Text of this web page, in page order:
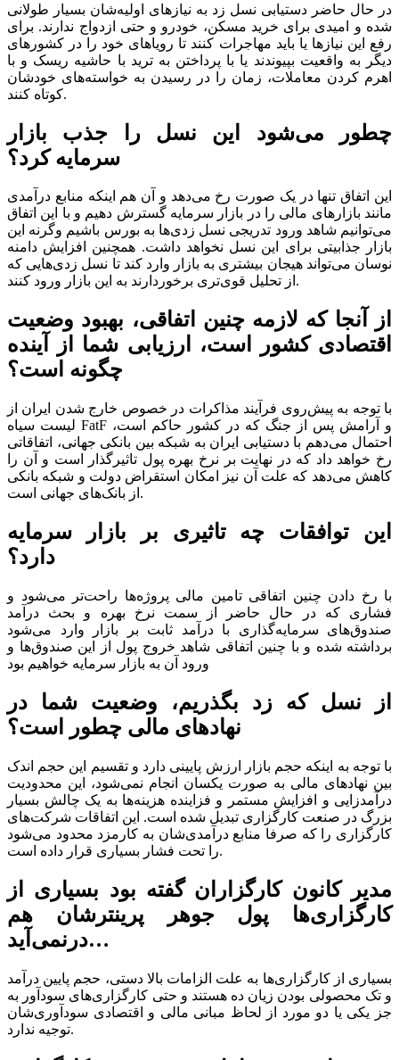
در حال حاضر دستیابی نسل زد به نیاز‌های اولیه‌شان بسیار طولانی
شده و امیدی برای خرید مسکن، خودرو و حتی ازدواج ندارند. برای
رفع این نیاز‌ها یا باید مهاجرات کنند تا رویا‌های خود را در کشور‌های
دیگر به واقعیت بپیوندند یا با پرداختن به ترید با حاشیه ریسک و با
اهرم کردن معاملات، زمان را در رسیدن به خواسته‌های خودشان
کوتاه کنند.
چطور می‌شود این نسل را جذب بازار
سرمایه کرد؟
این اتفاق تنها در یک صورت رخ می‌دهد و آن هم اینکه منابع درآمدی
مانند بازار‌های مالی را در بازار سرمایه گسترش دهیم و با این اتفاق
می‌توانیم شاهد ورود تدریجی نسل زدی‌ها به بورس باشیم وگرنه این
بازار جذابیتی برای این نسل نخواهد داشت. همچنین افزایش دامنه
نوسان می‌تواند هیجان بیشتری به بازار وارد کند تا نسل زدی‌هایی که
از تحلیل قوی‌تری برخوردارند به این بازار ورود کنند.
از آنجا که لازمه چنین اتفاقی، بهبود وضعیت
اقتصادی کشور است، ارزیابی شما از آینده
چگونه است؟
با توجه به پیش‌روی فرآیند مذاکرات در خصوص خارج شدن ایران از
لیست سیاه FatF و آرامش پس از جنگ که در کشور حاکم است،
احتمال می‌دهم با دستیابی ایران به شبکه بین بانکی جهانی، اتفاقاتی
رخ خواهد داد که در نهایت بر نرخ بهره پول تاثیرگذار است و آن را
کاهش می‌دهد که علت آن نیز امکان استقراض دولت و شبکه بانکی
از بانک‌های جهانی است.
این توافقات چه تاثیری بر بازار سرمایه
دارد؟
با رخ دادن چنین اتفاقی تامین مالی پروژه‌ها راحت‌تر می‌شود و
فشاری که در حال حاضر از سمت نرخ بهره و بحث درآمد
صندوق‌های سرمایه‌گذاری با درآمد ثابت بر بازار وارد می‌شود
برداشته شده و با چنین اتفاقی شاهد خروج پول از این صندوق‌ها و
ورود آن به بازار سرمایه خواهیم بود
از نسل که زد بگذریم، وضعیت شما در
نهاد‌های مالی چطور است؟
با توجه به اینکه حجم بازار ارزش پایینی دارد و تقسیم این حجم اندک
بین نهاد‌های مالی به صورت یکسان انجام نمی‌شود، این محدودیت
درآمدزایی و افزایش مستمر و فزاینده هزینه‌ها به یک چالش بسیار
بزرگ در صنعت کارگزاری تبدیل شده است. این اتفاقات شرکت‌های
کارگزاری را که صرفا منابع درآمدی‌شان به کارمزد محدود می‌شود
را تحت فشار بسیاری قرار داده است.
مدیر کانون کارگزاران گفته بود بسیاری از
کارگزاری‌ها پول جوهر پرینترشان هم
درنمی‌آید…
بسیاری از کارگزاری‌ها به علت الزامات بالا دستی، حجم پایین درآمد
و تک محصولی بودن زیان ده هستند و حتی کارگزاری‌های سودآور به
جز یکی یا دو مورد از لحاظ مبانی مالی و اقتصادی سودآوری‌شان
توجیه ندارد.